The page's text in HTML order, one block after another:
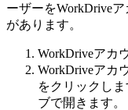
ーザーをWorkDrive
があります。
WorkDriveアカ
WorkDriveアカ
をクリックしま
ブで開きます。